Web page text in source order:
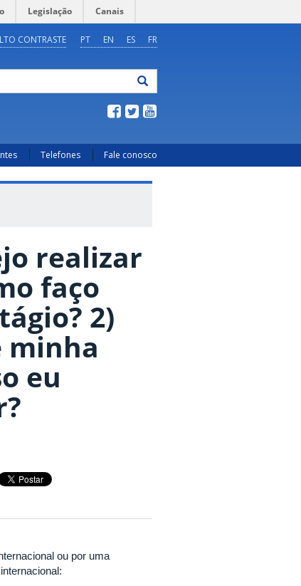
Legislação Canais
PT EN ES FR
CONTRASTE
Telefones Fale conosco
realizar
faço
2)
minha
eu
ou por uma